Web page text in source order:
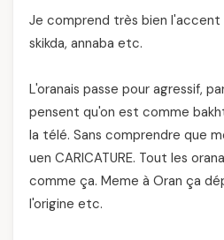
Je comprend très bien
skikda, annaba etc.
L'oranais passe pour agressif,
pensent qu'on est comme
la télé. Sans comprendre que
uen CARICATURE. Tout les
comme ça. Meme à Oran ça
l'origine etc.